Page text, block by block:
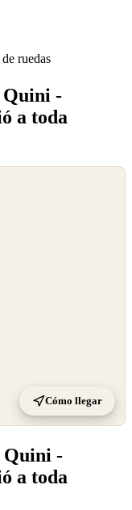
ruedas
Quini -
a toda
Cómo llegar
Quini -
a toda